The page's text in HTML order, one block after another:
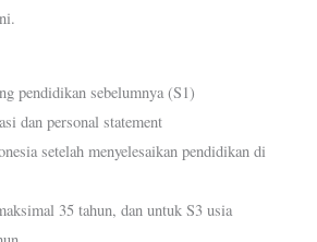
pendidikan sebelumnya (S1)
dan personal statement
setelah menyelesaikan pendidikan di
35 tahun, dan untuk S3 usia